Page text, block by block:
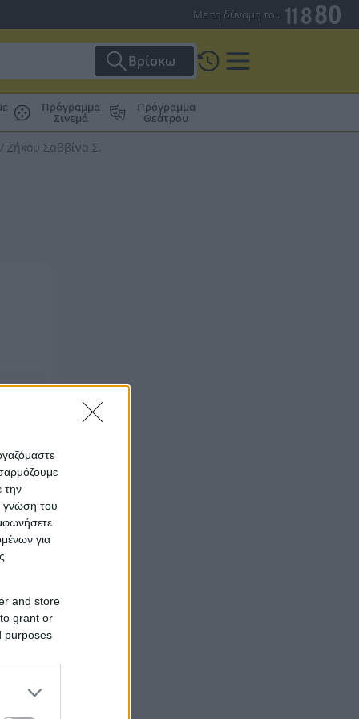
την
γνώση του
για
and store
grant or
purposes
Με τη δύναμη του
Βρίσκω
Πρόγραμμα
Σινεμά
Πρόγραμμα
Θεάτρου
/ Ζήκου Σαββίνα Σ.